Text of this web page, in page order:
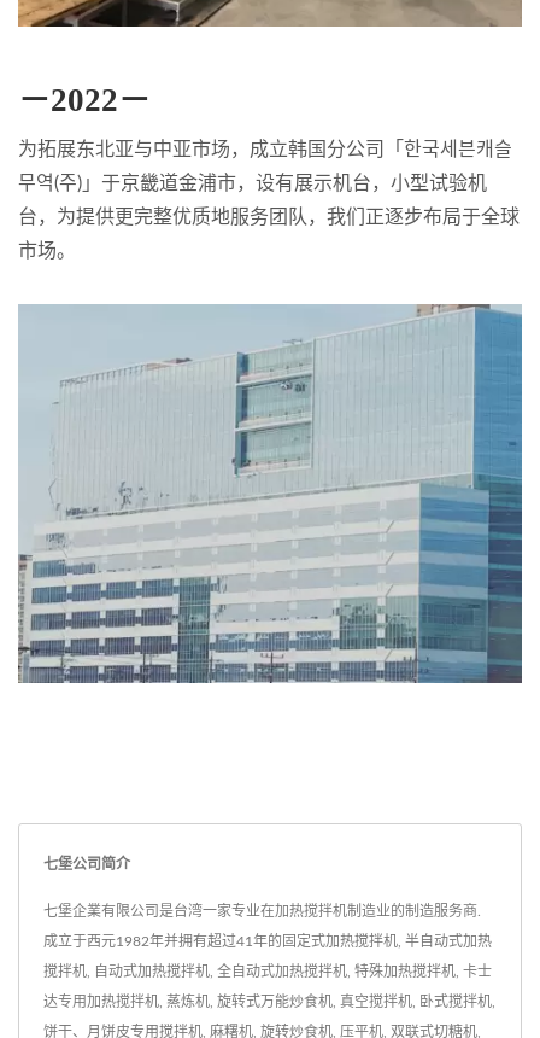
－2022－
为拓展东北亚与中亚市场，成立韩国分公司「한국세븐캐슬
무역(주)」于京畿道金浦市，设有展示机台，小型试验机
台，为提供更完整优质地服务团队，我们正逐步布局于全球
市场。
七堡公司简介
七堡企業有限公司是台湾一家专业在加热搅拌机制造业的制造服务商.
成立于西元1982年并拥有超过41年的固定式加热搅拌机, 半自动式加热
搅拌机, 自动式加热搅拌机, 全自动式加热搅拌机, 特殊加热搅拌机, 卡士
达专用加热搅拌机, 蒸炼机, 旋转式万能炒食机, 真空搅拌机, 卧式搅拌机,
饼干、月饼皮专用搅拌机, 麻糬机, 旋转炒食机, 压平机, 双联式切糖机,